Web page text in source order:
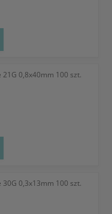
21G 0,8x40mm 100 szt.
30G 0,3x13mm 100 szt.